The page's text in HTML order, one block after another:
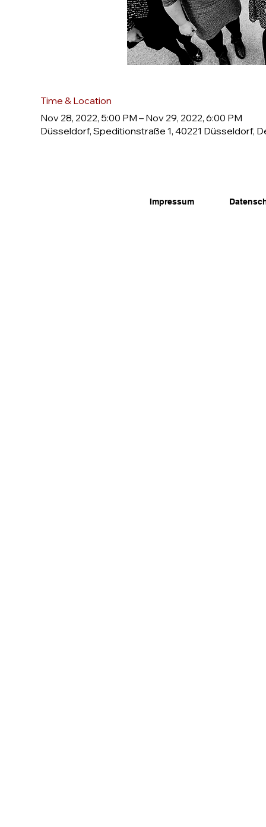
Time & Location
Nov 28, 2022, 5:00 PM – Nov 29, 2022, 6:00 PM
Düsseldorf, Speditionstraße 1, 40221 Düsseldorf,
Impressum